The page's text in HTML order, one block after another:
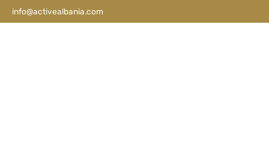
info@activealbania.com